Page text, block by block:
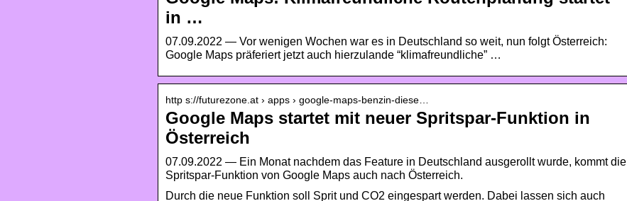
in …
07.09.2022 — Vor wenigen Wochen war es in Deutschland so weit, nun folgt Österreich:
Google Maps präferiert jetzt auch hierzulande “klimafreundliche” …
http s://futurezone.at › apps › google-maps-benzin-diese…
Google Maps startet mit neuer Spritspar-Funktion in
Österreich
07.09.2022 — Ein Monat nachdem das Feature in Deutschland ausgerollt wurde, kommt die
Spritspar-Funktion von Google Maps auch nach Österreich.
Durch die neue Funktion soll Sprit und CO2 eingespart werden. Dabei lassen sich auch